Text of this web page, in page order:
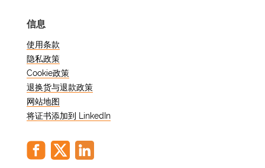
助学习者衡量自己的韩语水平，对学术、
韩语测试，学习者可以测试自己的韩语水
平，并跟踪自己的韩语流利程度。对于计
划去韩国留学、在韩语环境中工作或只是
想提高语言技能的人来说，这是一个必不
可少的工具。
TOPIK 考试的结构是怎样
的？了解等级和评估技能
信息
使用条款
隐私政策
Cookie政策
退换货与退款政策
网站地图
将证书添加到 LinkedIn